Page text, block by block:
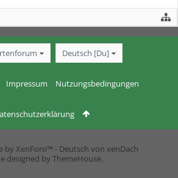
Deutsch [Du]
Impressum Nutzungsbedingungen
by XenForo™ - Deutsch von xenDach
designed by ThemeHouse.